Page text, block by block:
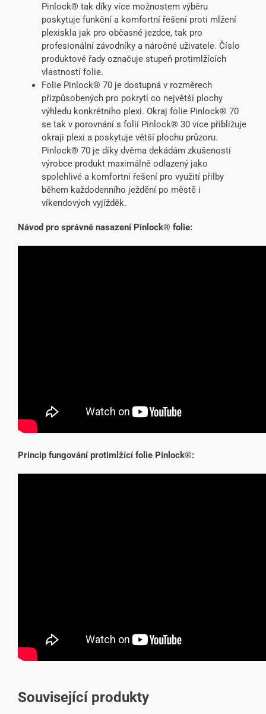
Pinlock® tak díky více možnostem výběru
poskytuje funkční a komfortní řešení proti mlžení
plexiskla jak pro občasné jezdce, tak pro
profesionální závodníky a náročné uživatele. Číslo
produktové řady označuje stupeň protimlžících
vlastností folie.
Folie Pinlock® 70 je dostupná v rozměrech
přizpůsobených pro pokrytí co největší plochy
výhledu konkrétního plexi. Okraj folie Pinlock® 70
se tak v porovnání s folií Pinlock® 30 více přibližuje
okraji plexi a poskytuje větší plochu průzoru.
Pinlock® 70 je díky dvěma dekádám zkušeností
výrobce produkt maximálně odlazený jako
spolehlivé a komfortní řešení pro využití přilby
během každodenního ježdění po městě i
víkendových vyjížděk.
Návod pro správné nasazení Pinlock® folie:
Princip fungování protimlžící folie Pinlock®:
Související produkty